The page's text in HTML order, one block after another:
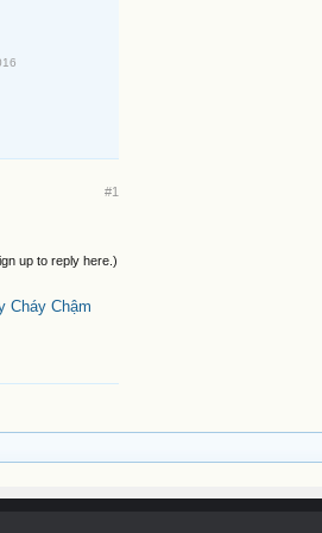
#1
up to reply here.)
Cháy Chậm